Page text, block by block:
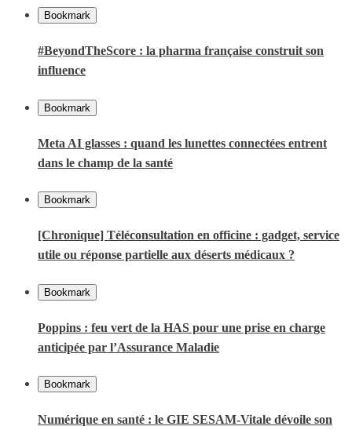
Bookmark
#BeyondTheScore : la pharma française construit son
influence
Bookmark
Meta AI glasses : quand les lunettes connectées entrent
dans le champ de la santé
Bookmark
[Chronique] Téléconsultation en officine : gadget, service
utile ou réponse partielle aux déserts médicaux ?
Bookmark
Poppins : feu vert de la HAS pour une prise en charge
anticipée par l’Assurance Maladie
Bookmark
Numérique en santé : le GIE SESAM-Vitale dévoile son